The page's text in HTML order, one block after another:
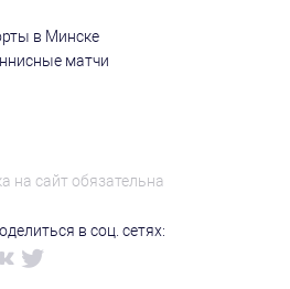
в Минске
матчи
на сайт обязательна
в соц. сетях: